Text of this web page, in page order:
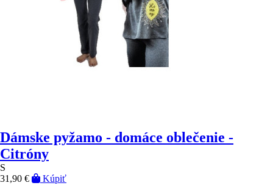
Dámske pyžamo - domáce oblečenie -
Citróny
S
31,90 €
Kúpiť